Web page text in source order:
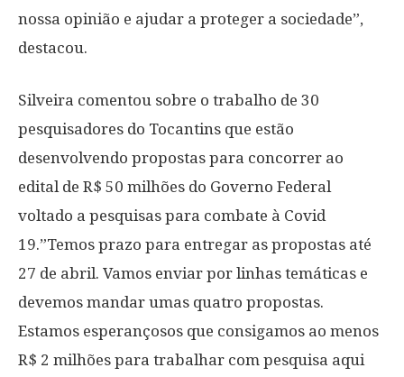
nossa opinião e ajudar a proteger a sociedade”,
destacou.
Silveira comentou sobre o trabalho de 30
pesquisadores do Tocantins que estão
desenvolvendo propostas para concorrer ao
edital de R$ 50 milhões do Governo Federal
voltado a pesquisas para combate à Covid
19.”Temos prazo para entregar as propostas até
27 de abril. Vamos enviar por linhas temáticas e
devemos mandar umas quatro propostas.
Estamos esperançosos que consigamos ao menos
R$ 2 milhões para trabalhar com pesquisa aqui